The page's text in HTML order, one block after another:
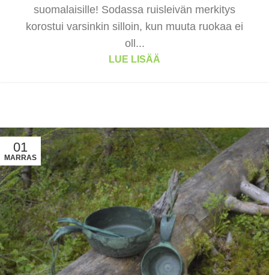
suomalaisille! Sodassa ruisleivän merkitys
korostui varsinkin silloin, kun muuta ruokaa ei
oll...
LUE LISÄÄ
01
MARRAS